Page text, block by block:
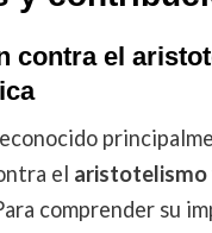
contra el
el aristotelismo
comprender su